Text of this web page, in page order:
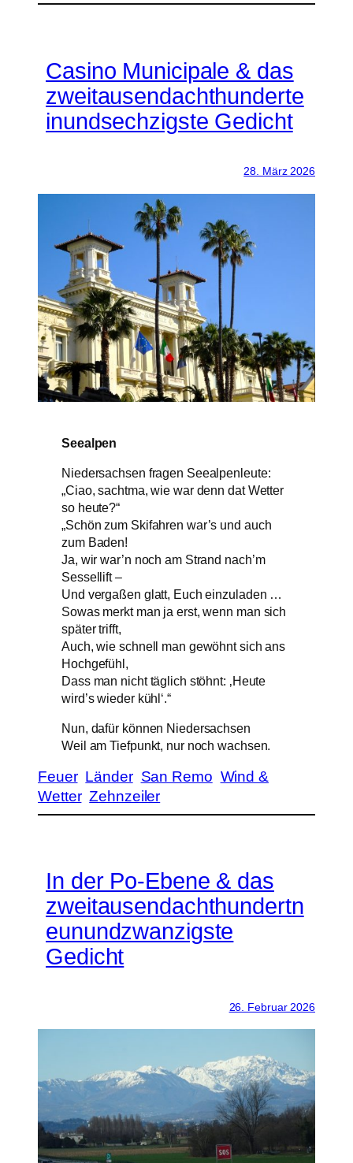
Casino Municipale & das
zweitausendachthunderte
inundsechzigste Gedicht
28. März 2026
Seealpen
Niedersachsen fragen Seealpenleute:
„Ciao, sachtma, wie war denn dat Wetter
so heute?“
„Schön zum Skifahren war’s und auch
zum Baden!
Ja, wir war’n noch am Strand nach’m
Sessellift –
Und vergaßen glatt, Euch einzuladen …
Sowas merkt man ja erst, wenn man sich
später trifft,
Auch, wie schnell man gewöhnt sich ans
Hochgefühl,
Dass man nicht täglich stöhnt: ‚Heute
wird’s wieder kühl‘.“
Nun, dafür können Niedersachsen
Weil am Tiefpunkt, nur noch wachsen.
Feuer Länder San Remo Wind &
Wetter Zehnzeiler
In der Po-Ebene & das
zweitausendachthundertn
eunundzwanzigste
Gedicht
26. Februar 2026